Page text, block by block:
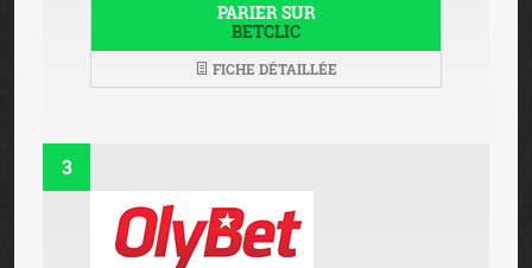
PARIER SUR
BETCLIC
FICHE DÉTAILLÉE
3